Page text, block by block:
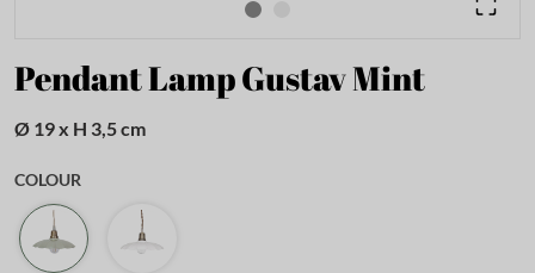
Pendant Lamp Gustav Mint
Ø 19 x H 3,5 cm
COLOUR